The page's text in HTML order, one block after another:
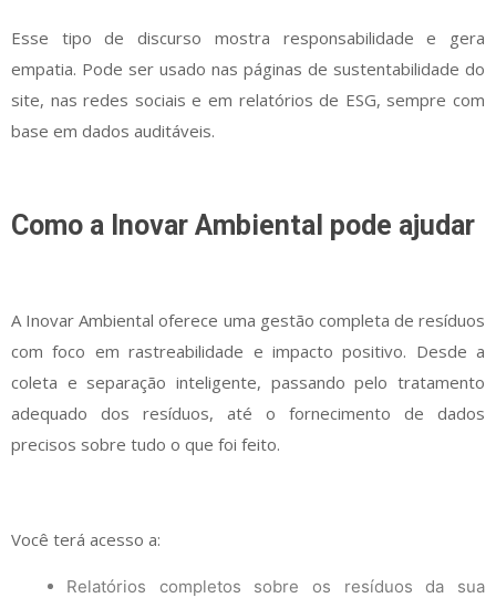
Esse tipo de discurso mostra responsabilidade e gera
empatia. Pode ser usado nas páginas de sustentabilidade do
site, nas redes sociais e em relatórios de ESG, sempre com
base em dados auditáveis.
Como a Inovar Ambiental pode ajudar
A Inovar Ambiental oferece uma gestão completa de resíduos
com foco em rastreabilidade e impacto positivo. Desde a
coleta e separação inteligente, passando pelo tratamento
adequado dos resíduos, até o fornecimento de dados
precisos sobre tudo o que foi feito.
Você terá acesso a:
Relatórios completos sobre os resíduos da sua